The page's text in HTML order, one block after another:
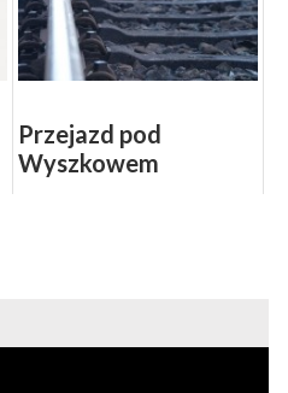
Przejazd pod
Wyszkowem